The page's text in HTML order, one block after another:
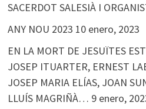
SACERDOT SALESIÀ I
ANY NOU 2023 10 enero, 2023
EN LA MORT DE JESUÏTES
JOSEP ITUARTER, ERNEST
JOSEP MARIA ELÍAS, JOAN
LLUÍS MAGRIÑÀ… 9 enero,